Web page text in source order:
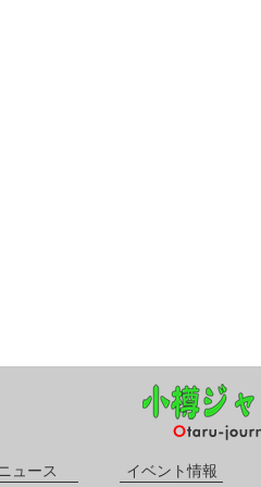
ュース イベント情報